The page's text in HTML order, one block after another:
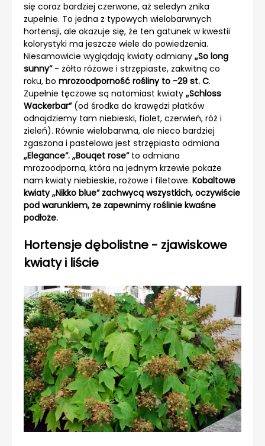
się coraz bardziej czerwone, aż seledyn znika
zupełnie. To jedna z typowych wielobarwnych
hortensji, ale okazuje się, że ten gatunek w kwestii
kolorystyki ma jeszcze wiele do powiedzenia.
Niesamowicie wyglądają kwiaty odmiany „So long
sunny”- żółto różowe i strzępiaste, zakwitną co
roku, bo mrozoodporność rośliny to -29 st. C.
Zupełnie tęczowe są natomiast kwiaty „Schloss
Wackerbar”(od środka do krawędzi płatków
odnajdziemy tam niebieski, fiolet, czerwień, róż i
zieleń). Równie wielobarwna, ale nieco bardziej
zgaszona i pastelowa jest strzępiasta odmiana
„Elegance”. „Bouqet rose”to odmiana
mrozoodporna, która na jednym krzewie pokaże
nam kwiaty niebieskie, rożowe i filetowe. Kobaltowe
kwiaty „Nikko blue” zachwycą wszystkich, oczywiście
pod warunkiem, że zapewnimy roślinie kwaśne
podłoże.
Hortensje dębolistne - zjawiskowe
kwiaty i liście